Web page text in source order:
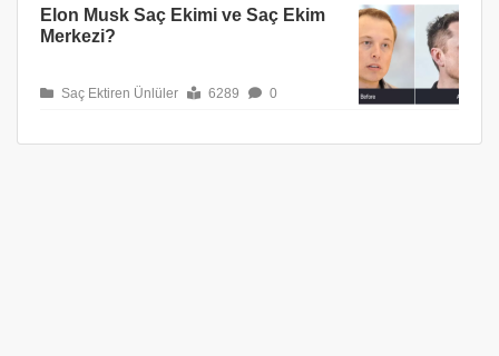
Elon Musk Saç Ekimi ve Saç Ekim
Merkezi?
Saç Ektiren Ünlüler 6289 0